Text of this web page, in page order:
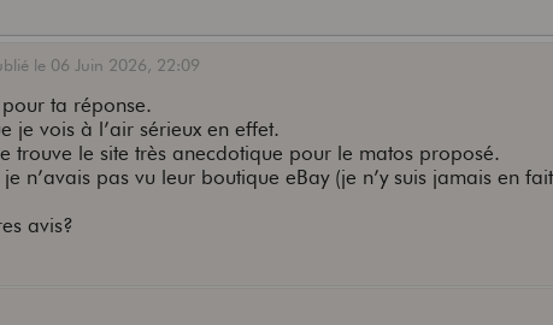
le 06 Juin 2026, 22:09
ta réponse.
je vois à l’air sérieux en effet.
trouve le site très anecdotique pour le matos proposé.
n’avais pas vu leur boutique eBay (je n’y suis jamais en
avis?